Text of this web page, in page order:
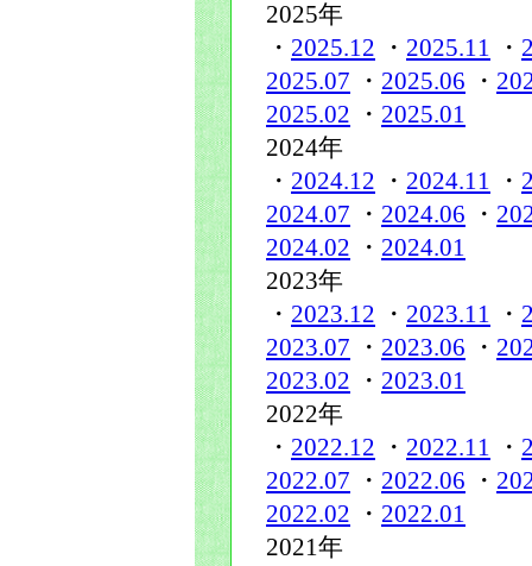
2025年
・ 2025.12 ・ 2025.11 ・
2025.07 ・ 2025.06 ・
2025.02 ・ 2025.01
2024年
・ 2024.12 ・ 2024.11 ・
2024.07 ・ 2024.06 ・
2024.02 ・ 2024.01
2023年
・ 2023.12 ・ 2023.11 ・
2023.07 ・ 2023.06 ・
2023.02 ・ 2023.01
2022年
・ 2022.12 ・ 2022.11 ・
2022.07 ・ 2022.06 ・
2022.02 ・ 2022.01
2021年